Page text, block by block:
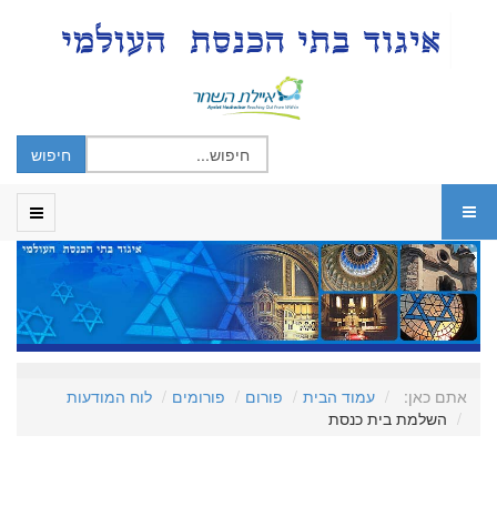
אתם כאן: עמוד הבית פורום פורומים
לוח המודעות
השלמת בית כנסת